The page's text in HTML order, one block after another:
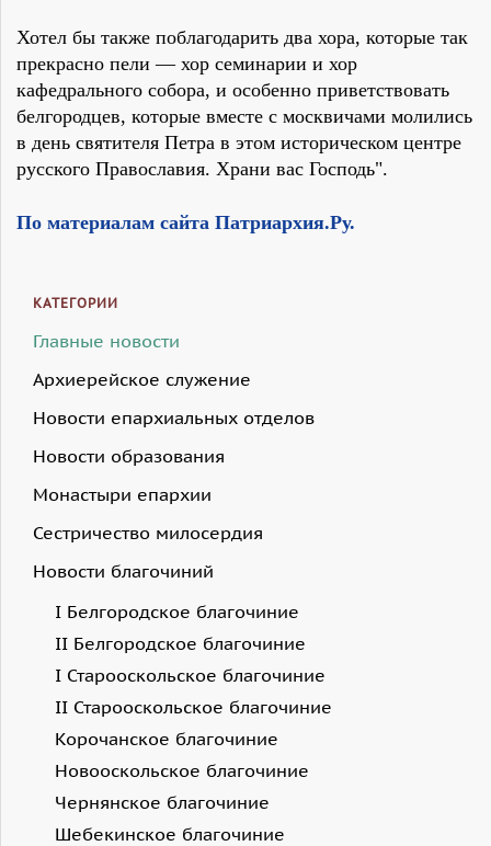
Хотел бы также поблагодарить два хора, которые так
прекрасно пели — хор семинарии и хор
кафедрального собора, и особенно приветствовать
белгородцев, которые вместе с москвичами молились
в день святителя Петра в этом историческом центре
русского Православия. Храни вас Господь".
По материалам сайта Патриархия.Ру.
КАТЕГОРИИ
Главные новости
Архиерейское служение
Новости епархиальных отделов
Новости образования
Монастыри епархии
Сестричество милосердия
Новости благочиний
I Белгородское благочиние
II Белгородское благочиние
I Старооскольское благочиние
II Старооскольское благочиние
Корочанское благочиние
Новооскольское благочиние
Чернянское благочиние
Шебекинское благочиние